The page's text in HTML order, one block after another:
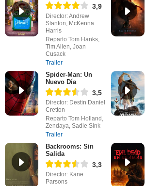
3,9
Director: Andrew
Stanton, McKenna
Harris
Reparto Tom Hanks,
Tim Allen, Joan
Cusack
Trailer
Spider-Man: Un
Nuevo Día
3,5
Director: Destin Daniel
Cretton
Reparto Tom Holland,
Zendaya, Sadie Sink
Trailer
Backrooms: Sin
Salida
3,3
Director: Kane
Parsons